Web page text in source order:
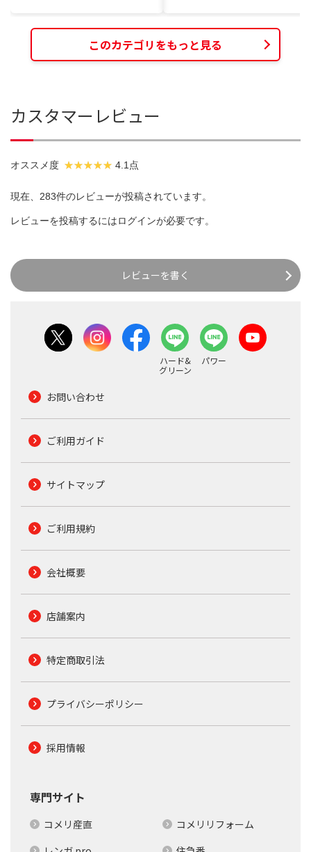
このカテゴリをもっと見る
カスタマーレビュー
オススメ度 4.1点
現在、283件のレビューが投稿されています。
レビューを投稿するにはログインが必要です。
レビューを書く
ハード&
グリーン
パワー
お問い合わせ
ご利用ガイド
サイトマップ
ご利用規約
会社概要
店舗案内
特定商取引法
プライバシーポリシー
採用情報
専門サイト
コメリ産直
コメリリフォーム